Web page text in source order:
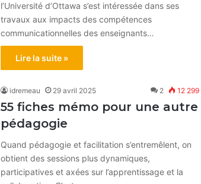
l’Université d’Ottawa s’est intéressée dans ses
travaux aux impacts des compétences
communicationnelles des enseignants…
Lire la suite »
idremeau 29 avril 2025 2 12 299
55 fiches mémo pour une autre
pédagogie
Quand pédagogie et facilitation s’entremêlent, on
obtient des sessions plus dynamiques,
participatives et axées sur l’apprentissage et la